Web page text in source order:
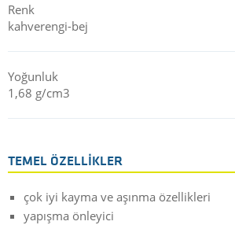
Renk
kahverengi-bej
Yoğunluk
1,68 g/cm3
TEMEL ÖZELLIKLER
çok iyi kayma ve aşınma özellikleri
yapışma önleyici